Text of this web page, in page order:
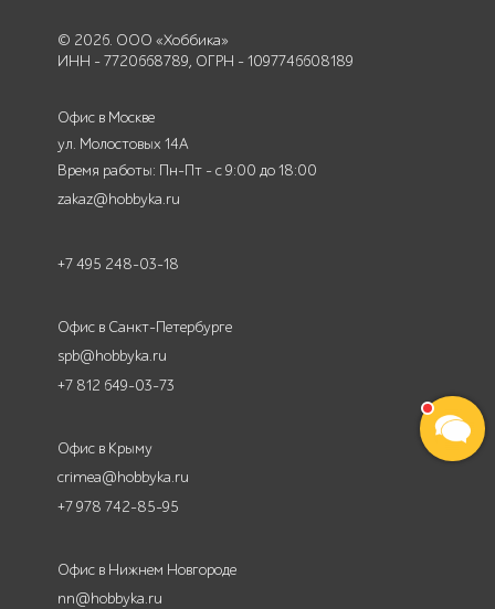
© 2026. ООО «Хоббика»
ИНН - 7720668789, ОГРН - 1097746608189
Офис в Москве
ул. Молостовых 14А
Время работы: Пн-Пт - с 9:00 до 18:00
zakaz@hobbyka.ru
+7 495 248-03-18
Офис в Санкт-Петербурге
spb@hobbyka.ru
+7 812 649-03-73
Офис в Крыму
crimea@hobbyka.ru
+7 978 742-85-95
Офис в Нижнем Новгороде
nn@hobbyka.ru